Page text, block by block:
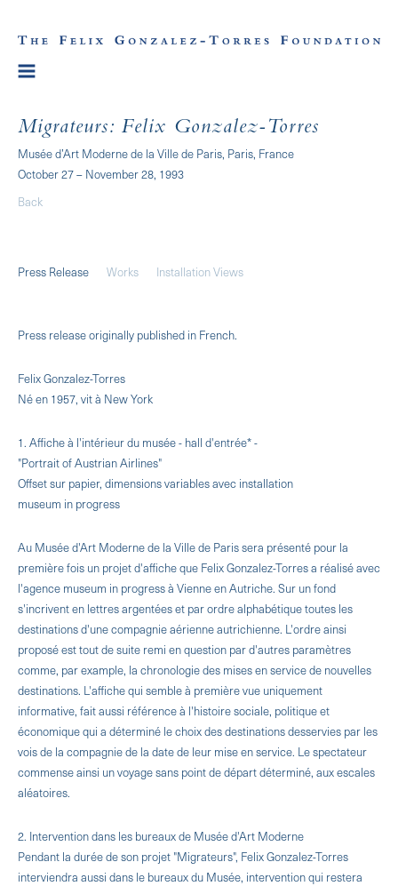
Migrateurs: Felix Gonzalez-Torres
Musée d’Art Moderne de la Ville de Paris, Paris, France
October 27 – November 28, 1993
Back
Press Release Works Installation Views
Press release originally published in French.
Felix Gonzalez-Torres
Né en 1957, vit à New York
1. Affiche à l'intérieur du musée - hall d'entrée* -
"Portrait of Austrian Airlines"
Offset sur papier, dimensions variables avec installation
museum in progress
Au Musée d'Art Moderne de la Ville de Paris sera présenté pour la
première fois un projet d'affiche que Felix Gonzalez-Torres a réalisé avec
l'agence museum in progress à Vienne en Autriche. Sur un fond
s'incrivent en lettres argentées et par ordre alphabétique toutes les
destinations d'une compagnie aérienne autrichienne. L'ordre ainsi
proposé est tout de suite remi en question par d'autres paramètres
comme, par example, la chronologie des mises en service de nouvelles
destinations. L'affiche qui semble à première vue uniquement
informative, fait aussi référence à l'histoire sociale, politique et
économique qui a déterminé le choix des destinations desservies par les
vois de la compagnie de la date de leur mise en service. Le spectateur
commense ainsi un voyage sans point de départ déterminé, aux escales
aléatoires.
2. Intervention dans les bureaux de Musée d'Art Moderne
Pendant la durée de son projet "Migrateurs", Felix Gonzalez-Torres
interviendra aussi dans le bureaux du Musée, intervention qui restera